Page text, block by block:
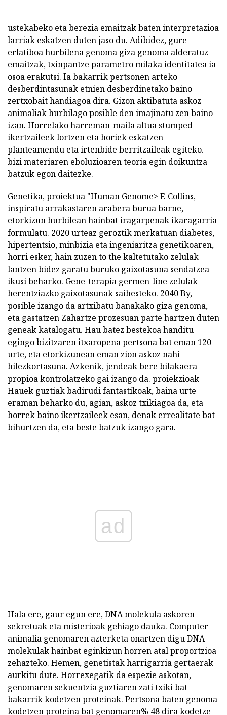
ustekabeko eta berezia emaitzak baten interpretazioa
larriak eskatzen duten jaso du. Adibidez, gure
erlatiboa hurbilena genoma giza genoma alderatuz
emaitzak, txinpantze parametro milaka identitatea ia
osoa erakutsi. Ia bakarrik pertsonen arteko
desberdintasunak etnien desberdinetako baino
zertxobait handiagoa dira. Gizon aktibatuta askoz
animaliak hurbilago posible den imajinatu zen baino
izan. Horrelako harreman-maila altua stumped
ikertzaileek lortzen eta horiek eskatzen
planteamendu eta irtenbide berritzaileak egiteko.
bizi materiaren eboluzioaren teoria egin doikuntza
batzuk egon daitezke.
Genetika, proiektua "Human Genome> F. Collins,
inspiratu arrakastaren arabera burua barne,
etorkizun hurbilean hainbat iragarpenak ikaragarria
formulatu. 2020 urteaz geroztik merkatuan diabetes,
hipertentsio, minbizia eta ingeniaritza genetikoaren,
horri esker, hain zuzen to the kaltetutako zelulak
lantzen bidez garatu buruko gaixotasuna sendatzea
ikusi beharko. Gene-terapia germen-line zelulak
herentziazko gaixotasunak saihesteko. 2040 By,
posible izango da artxibatu banakako giza genoma,
eta gastatzen Zahartze prozesuan parte hartzen duten
geneak katalogatu. Hau batez bestekoa handitu
egingo bizitzaren itxaropena pertsona bat eman 120
urte, eta etorkizunean eman zion askoz nahi
hilezkortasuna. Azkenik, jendeak bere bilakaera
propioa kontrolatzeko gai izango da. proiekzioak
Hauek guztiak badirudi fantastikoak, baina urte
eraman beharko du, agian, askoz txikiagoa da, eta
horrek baino ikertzaileek esan, denak errealitate bat
bihurtzen da, eta beste batzuk izango gara.
ad
Hala ere, gaur egun ere, DNA molekula askoren
sekretuak eta misterioak gehiago dauka. Computer
animalia genomaren azterketa onartzen digu DNA
molekulak hainbat eginkizun horren atal proportzioa
zehazteko. Hemen, genetistak harrigarria gertaerak
aurkitu dute. Horrexegatik da espezie askotan,
genomaren sekuentzia guztiaren zati txiki bat
bakarrik kodetzen proteinak. Pertsona baten genoma
kodetzen proteina bat genomaren% 48 dira kodetze